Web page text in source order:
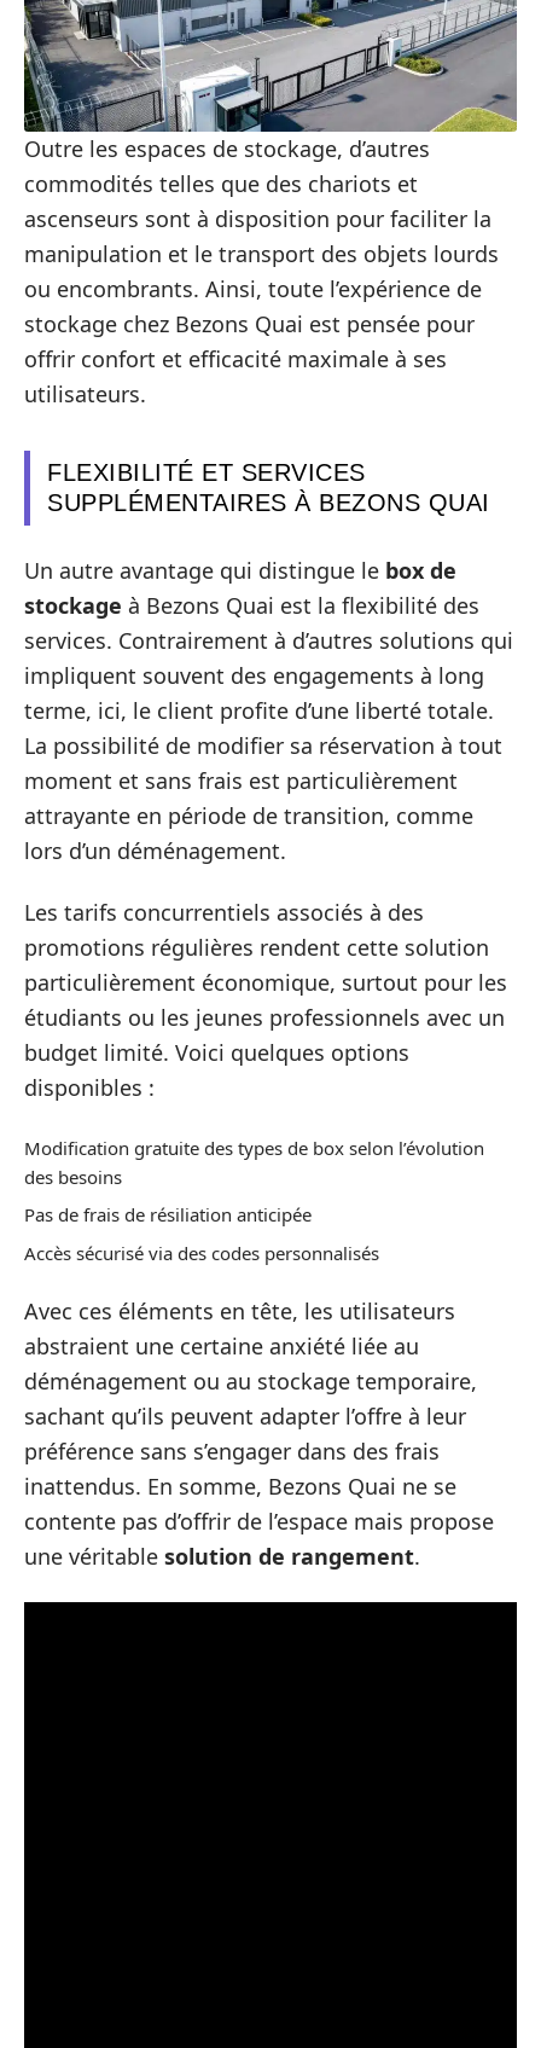
Outre les espaces de stockage, d’autres
commodités telles que des chariots et
ascenseurs sont à disposition pour faciliter la
manipulation et le transport des objets lourds
ou encombrants. Ainsi, toute l’expérience de
stockage chez Bezons Quai est pensée pour
offrir confort et efficacité maximale à ses
utilisateurs.
FLEXIBILITÉ ET SERVICES
SUPPLÉMENTAIRES À BEZONS QUAI
Un autre avantage qui distingue le box de
stockage à Bezons Quai est la flexibilité des
services. Contrairement à d’autres solutions qui
impliquent souvent des engagements à long
terme, ici, le client profite d’une liberté totale.
La possibilité de modifier sa réservation à tout
moment et sans frais est particulièrement
attrayante en période de transition, comme
lors d’un déménagement.
Les tarifs concurrentiels associés à des
promotions régulières rendent cette solution
particulièrement économique, surtout pour les
étudiants ou les jeunes professionnels avec un
budget limité. Voici quelques options
disponibles :
Modification gratuite des types de box selon l’évolution
des besoins
Pas de frais de résiliation anticipée
Accès sécurisé via des codes personnalisés
Avec ces éléments en tête, les utilisateurs
abstraient une certaine anxiété liée au
déménagement ou au stockage temporaire,
sachant qu’ils peuvent adapter l’offre à leur
préférence sans s’engager dans des frais
inattendus. En somme, Bezons Quai ne se
contente pas d’offrir de l’espace mais propose
une véritable solution de rangement.